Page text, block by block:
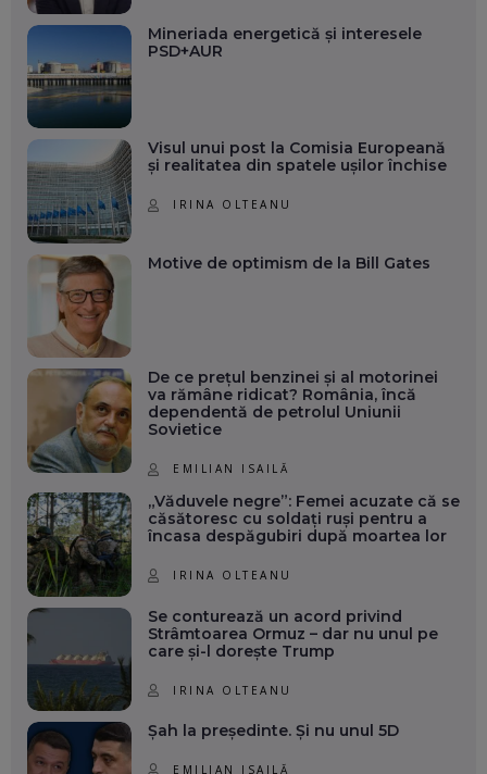
Mineriada energetică și interesele
PSD+AUR
Visul unui post la Comisia Europeană
și realitatea din spatele ușilor închise
IRINA OLTEANU
Motive de optimism de la Bill Gates
De ce prețul benzinei și al motorinei
va rămâne ridicat? România, încă
dependentă de petrolul Uniunii
Sovietice
EMILIAN ISAILĂ
„Văduvele negre”: Femei acuzate că se
căsătoresc cu soldați ruși pentru a
încasa despăgubiri după moartea lor
IRINA OLTEANU
Se conturează un acord privind
Strâmtoarea Ormuz – dar nu unul pe
care și-l dorește Trump
IRINA OLTEANU
Șah la președinte. Și nu unul 5D
EMILIAN ISAILĂ